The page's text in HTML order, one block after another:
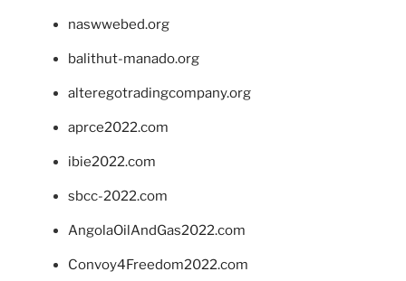
naswwebed.org
balithut-manado.org
alteregotradingcompany.org
aprce2022.com
ibie2022.com
sbcc-2022.com
AngolaOilAndGas2022.com
Convoy4Freedom2022.com